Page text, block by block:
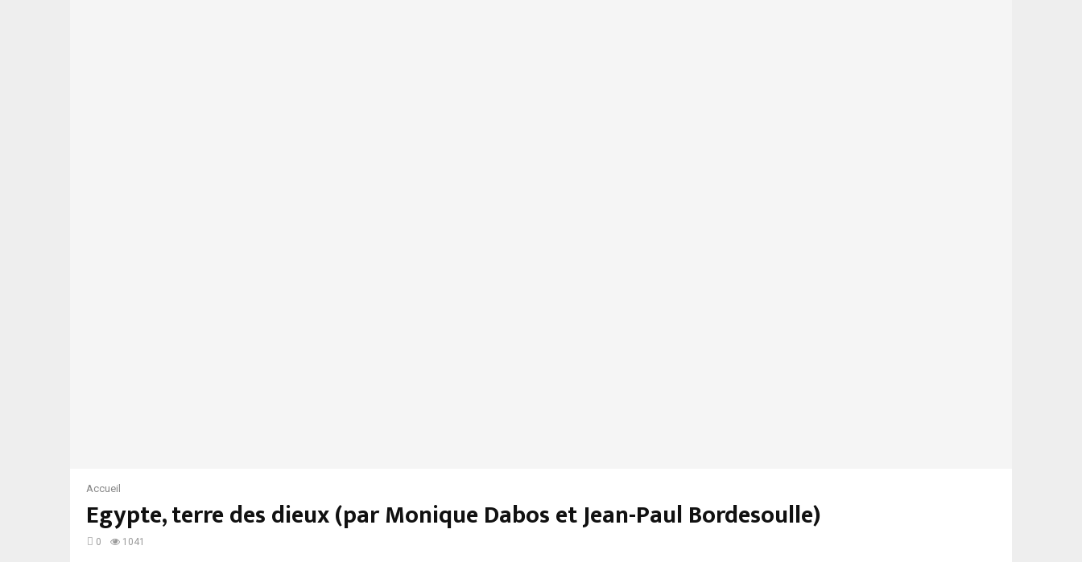
Accueil
Egypte, terre des dieux (par Monique Dabos et Jean-Paul Bordesoulle)
0 1041